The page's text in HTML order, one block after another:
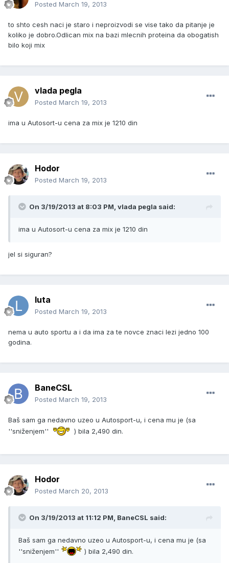
Posted March 19, 2013
to shto cesh naci je staro i neproizvodi se vise tako da pitanje je
koliko je dobro.Odlican mix na bazi mlecnih proteina da obogatish
bilo koji mix
vlada pegla
Posted March 19, 2013
ima u Autosort-u cena za mix je 1210 din
Hodor
Posted March 19, 2013
On 3/19/2013 at 8:03 PM, vlada pegla said:
ima u Autosort-u cena za mix je 1210 din
jel si siguran?
luta
Posted March 19, 2013
nema u auto sportu a i da ima za te novce znaci lezi jedno 100
godina.
BaneCSL
Posted March 19, 2013
Baš sam ga nedavno uzeo u Autosport-u, i cena mu je (sa
''sniženjem''
) bila 2,490 din.
Hodor
Posted March 20, 2013
On 3/19/2013 at 11:12 PM, BaneCSL said:
Baš sam ga nedavno uzeo u Autosport-u, i cena mu je (sa
''sniženjem''
) bila 2,490 din.